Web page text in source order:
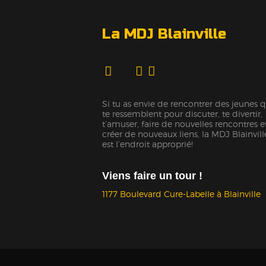
La MDJ Blainville
Si tu as envie de rencontrer des jeunes
te ressemblent pour discuter, te divertir,
t’amuser, faire de nouvelles rencontres
créer de nouveaux liens, la MDJ
est l’endroit approprié!
Viens faire un tour !
1177 Boulevard Cure-Labelle à Blainville